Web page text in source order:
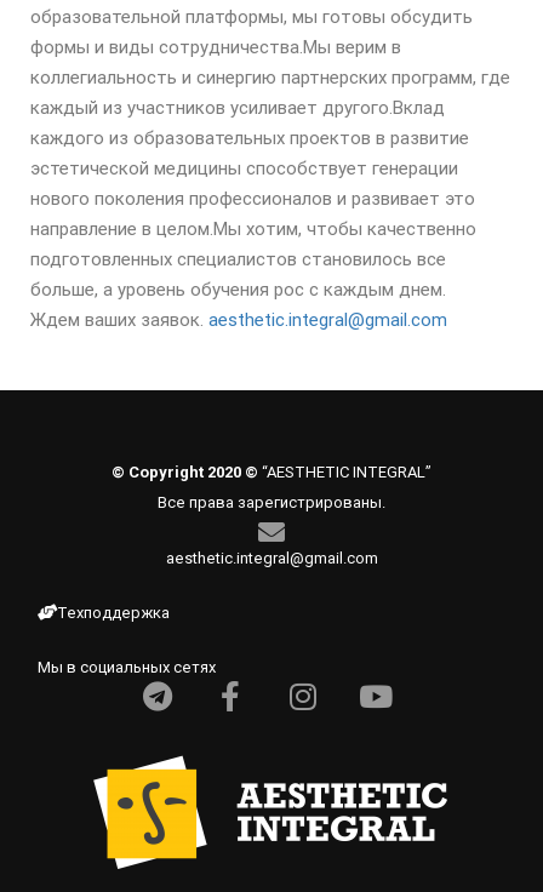
образовательной платформы, мы готовы обсудить
формы и виды сотрудничества.Мы верим в
коллегиальность и синергию партнерских программ, где
каждый из участников усиливает другого.Вклад
каждого из образовательных проектов в развитие
эстетической медицины способствует генерации
нового поколения профессионалов и развивает это
направление в целом.Мы хотим, чтобы качественно
подготовленных специалистов становилось все
больше, а уровень обучения рос с каждым днем.
Ждем ваших заявок. aesthetic.integral@gmail.com
© Copyright 2020 © “AESTHETIC INTEGRAL”
Все права зарегистрированы.
aesthetic.integral@gmail.com
Техподдержка
Мы в социальных сетях